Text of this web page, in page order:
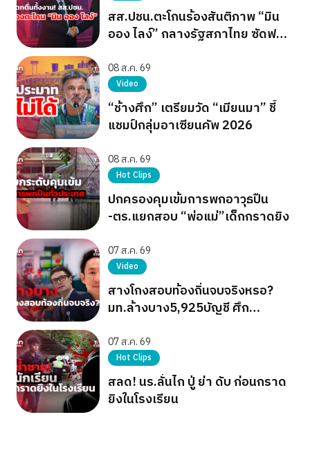
สส.ปชน.ตะโกนร้องสันติภาพ “มิน
ออง ไลง์” กลางรัฐสภาไทย ซัดฟอก
08 ส.ค. 69
Video
“ช้างศึก” เตรียมวัด “เมียนมา” ชี้
แชมป์กลุ่มอาเซียนคัพ 2026
08 ส.ค. 69
Hot Clips
ปกครองคุมเข้มการพกอาวุธปืน
-ตร.แยกสอบ “พ่อแม่”เด็กกราดยิง
07 ส.ค. 69
Video
สางโกงสอบท้องถิ่นจบจริงหรอ?
มท.ล้างบาง5,925บัญชี ศึก
07 ส.ค. 69
Hot Clips
สลด! นร.ลั่นไก ปู่ ย่า ดับ ก่อนกราด
ยิงในโรงเรียน